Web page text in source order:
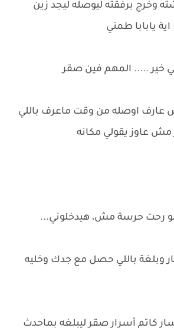
وخرج برفقته ليوصله ليجد زين
يابابا طمني
خير ..... المهم فين صقر
عارف اوصله من وقت ماعرف باللي
عاوز يقولي مكانه
رحت حرسة مش، هيدخلوني...
وبلغة باللي حصل مع جدك وخليه
كاتم أسرار صقر ليبلغه بماحدث